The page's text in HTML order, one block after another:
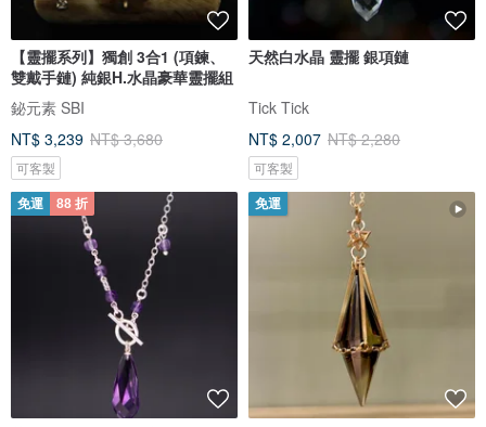
【靈擺系列】獨創 3合1 (項鍊、
雙戴手鏈) 純銀H.水晶豪華靈擺組
鉍元素 SBI
NT$ 3,239 NT$ 3,680
可客製
天然白水晶 靈擺 銀項鏈
Tick Tick
NT$ 2,007 NT$ 2,280
可客製
免運 88 折 免運